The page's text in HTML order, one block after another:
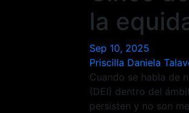
la
Sep 10, 2025
Priscilla Daniela
Cuando se habla de
(DEI) dentro del
persisten y no son